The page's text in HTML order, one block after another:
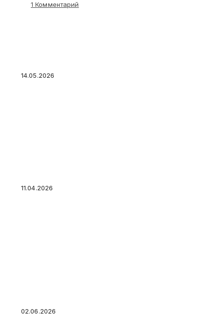
1 Комментарий
14.05.2026
11.04.2026
02.06.2026